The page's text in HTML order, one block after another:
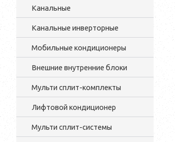
Канальные
Канальные инверторные
Мобильные кондиционеры
Внешние внутренние блоки
Мульти cплит-комплекты
Лифтовой кондиционер
Мульти сплит-системы